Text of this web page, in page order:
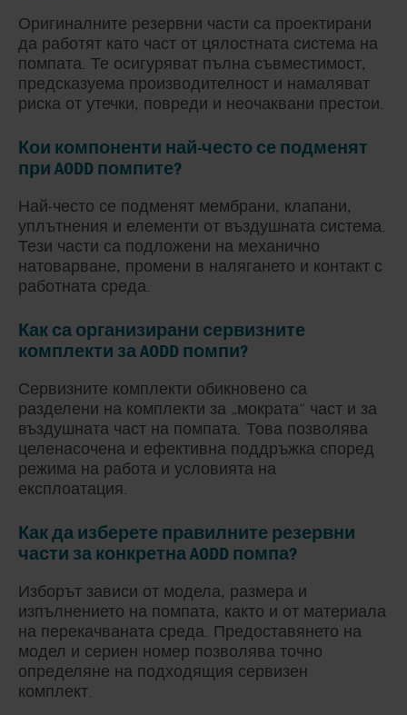
Оригиналните резервни части са проектирани
да работят като част от цялостната система на
помпата. Те осигуряват пълна съвместимост,
предсказуема производителност и намаляват
риска от утечки, повреди и неочаквани престои.
Кои компоненти най-често се подменят
при AODD помпите?
Най-често се подменят мембрани, клапани,
уплътнения и елементи от въздушната система.
Тези части са подложени на механично
натоварване, промени в налягането и контакт с
работната среда.
Как са организирани сервизните
комплекти за AODD помпи?
Сервизните комплекти обикновено са
разделени на комплекти за „мократа“ част и за
въздушната част на помпата. Това позволява
целенасочена и ефективна поддръжка според
режима на работа и условията на
експлоатация.
Как да изберете правилните резервни
части за конкретна AODD помпа?
Изборът зависи от модела, размера и
изпълнението на помпата, както и от материала
на перекачваната среда. Предоставянето на
модел и сериен номер позволява точно
определяне на подходящия сервизен
комплект.